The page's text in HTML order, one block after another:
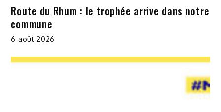
Route du Rhum : le trophée arrive dans notre
commune
6 août 2026